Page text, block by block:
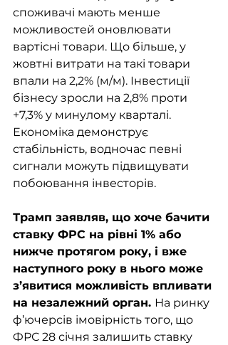
споживачі мають менше
можливостей оновлювати
вартісні товари. Що більше, у
жовтні витрати на такі товари
впали на 2,2% (м/м). Інвестиції
бізнесу зросли на 2,8% проти
+7,3% у минулому кварталі.
Економіка демонструє
стабільність, водночас певні
сигнали можуть підвищувати
побоювання інвесторів.
Трамп заявляв, що хоче бачити
ставку ФРС на рівні 1% або
нижче протягом року, і вже
наступного року в нього може
з’явитися можливість впливати
на незалежний орган. На ринку
ф’ючерсів імовірність того, що
ФРС 28 січня залишить ставку